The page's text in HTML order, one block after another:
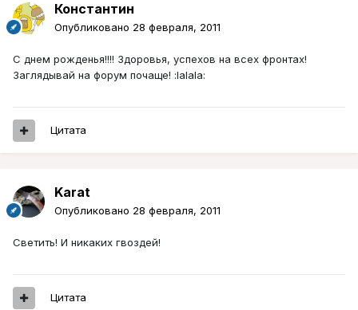
Константин
Опубликовано 28 февраля, 2011
С днем рожденья!!!! Здоровья, успехов на всех фронтах!
Заглядывай на форум почаще! :lalala:
Цитата
Karat
Опубликовано 28 февраля, 2011
Светить! И никаких гвоздей!
Цитата